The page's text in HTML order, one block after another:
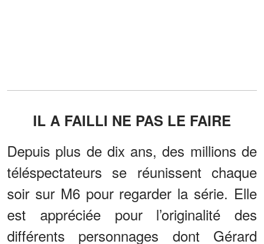
IL A FAILLI NE PAS LE FAIRE
Depuis plus de dix ans, des millions de
téléspectateurs se réunissent chaque
soir sur M6 pour regarder la série. Elle
est appréciée pour l’originalité des
différents personnages dont Gérard